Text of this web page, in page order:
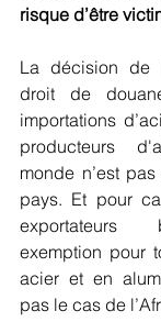
risque d’être
La décision de
droit de
importations
producteurs
monde n’est
pays. Et pour
exportateurs
exemption pour
acier et en
pas le cas de